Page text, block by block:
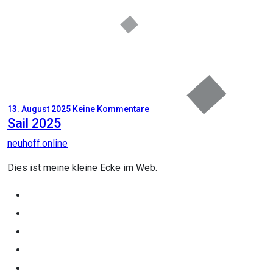
13. August 2025 Keine Kommentare
Sail 2025
neuhoff.online
Dies ist meine kleine Ecke im Web.